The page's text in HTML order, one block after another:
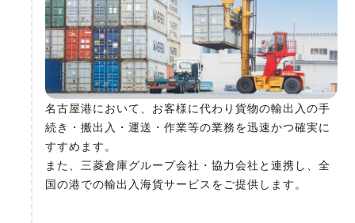
名古屋港において、お客様に代わり貨物の輸出入の手
続き・搬出入・運送・作業等の業務を迅速かつ確実に
すすめます。
また、三菱倉庫グループ会社・協力会社と連携し、全
国の港での輸出入海貨サービスをご提供します。